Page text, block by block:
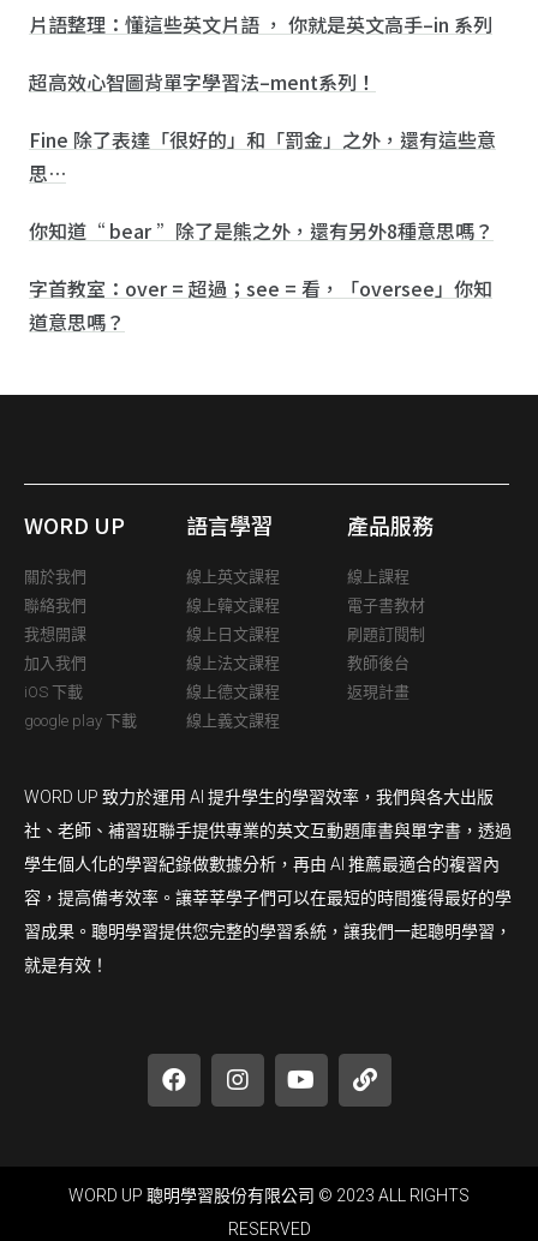
片語整理：懂這些英文片語 ， 你就是英文高手–in 系列
超高效心智圖背單字學習法–ment系列！
Fine 除了表達「很好的」和「罰金」之外，還有這些意
思…
你知道“ bear ”除了是熊之外，還有另外8種意思嗎？
字首教室：over = 超過；see = 看，「oversee」你知
道意思嗎？
WORD UP
關於我們
聯絡我們
我想開課
加入我們
iOS 下載
google play 下載
語言學習
線上英文課程
線上韓文課程
線上日文課程
線上法文課程
線上德文課程
線上義文課程
產品服務
線上課程
電子書教材
刷題訂閱制
教師後台
返現計畫
WORD UP 致力於運用 AI 提升學生的學習效率，我們與各大出版
社、老師、補習班聯手提供專業的英文互動題庫書與單字書，透過
學生個人化的學習紀錄做數據分析，再由 AI 推薦最適合的複習內
容，提高備考效率。讓莘莘學子們可以在最短的時間獲得最好的學
習成果。聰明學習提供您完整的學習系統，讓我們一起聰明學習，
就是有效！
WORD UP 聰明學習股份有限公司 © 2023 ALL RIGHTS
RESERVED​